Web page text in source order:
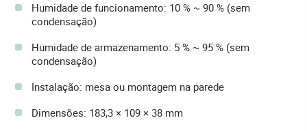
Humidade de funcionamento: 10 % ~ 90 % (sem
condensação)
Humidade de armazenamento: 5 % ~ 95 % (sem
condensação)
Instalação: mesa ou montagem na parede
Dimensões: 183,3 × 109 × 38 mm